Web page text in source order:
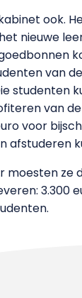
ook.
nieuwe
van
studenten
van
voor
afstuderen
moesten ze
3.300